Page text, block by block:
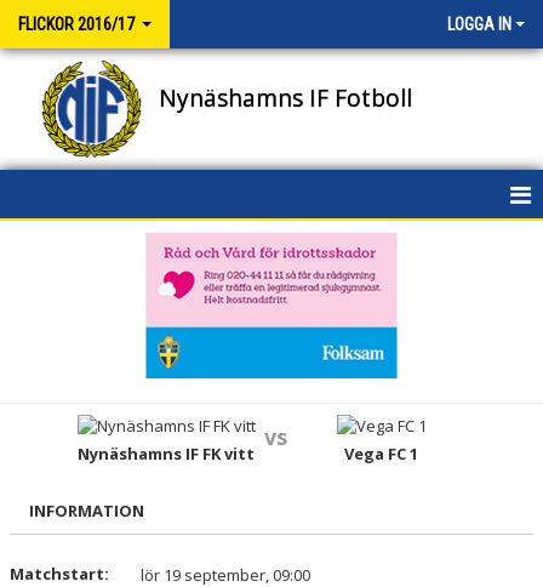
FLICKOR 2016/17 LOGGA IN
Nynäshamns IF Fotboll
TRUPPEN
BILDGALLERI
Nynäshamns IF FK vitt
vs
Vega FC 1
INFORMATION
Matchstart:
lör 19 september, 09:00